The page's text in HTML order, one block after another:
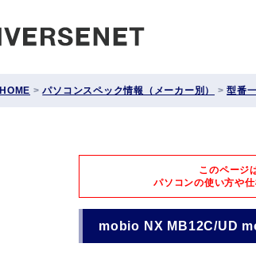
HOME >パソコンスペック情報（メーカー別） >型番
このページ
パソコンの使い方や
mobio NX MB12C/UD